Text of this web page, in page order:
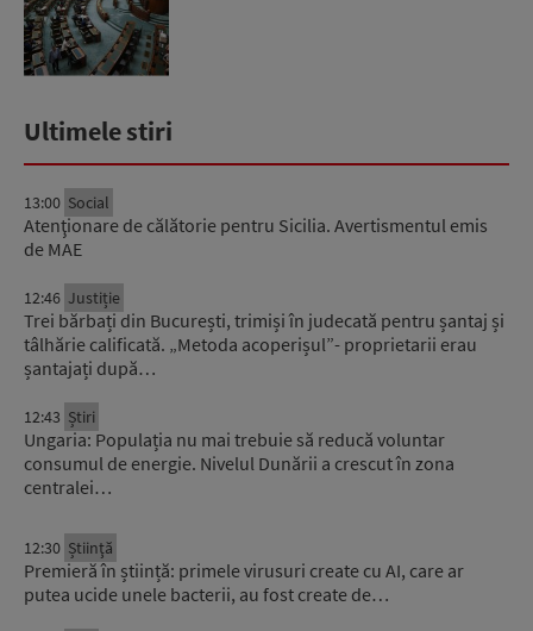
Ultimele stiri
13:00 Social
Atenţionare de călătorie pentru Sicilia. Avertismentul emis
de MAE
12:46 Justiție
Trei bărbați din București, trimiși în judecată pentru șantaj și
tâlhărie calificată. „Metoda acoperișul”- proprietarii erau
șantajați după…
12:43 Știri
Ungaria: Populația nu mai trebuie să reducă voluntar
consumul de energie. Nivelul Dunării a crescut în zona
centralei…
12:30 Știinţă
Premieră în știință: primele virusuri create cu AI, care ar
putea ucide unele bacterii, au fost create de…